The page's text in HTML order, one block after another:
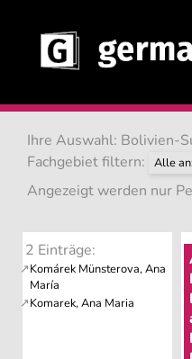
Ihre Auswahl: Bolivien-
Fachgebiet filtern:
Angezeigt werden nur
2 Einträge: